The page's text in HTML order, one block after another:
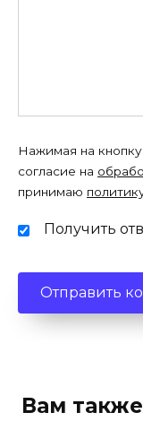
Нажимая на
согласие на
принимаю
Получить
Вам